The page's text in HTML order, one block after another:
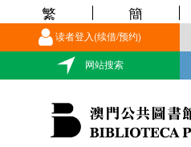
读者登入(续借/预约)
网站搜索
繁 簡